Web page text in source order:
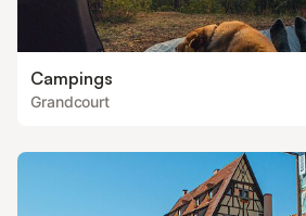
Campings
Grandcourt